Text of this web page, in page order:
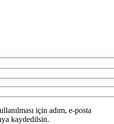
için adım, e-posta
kaydedilsin.